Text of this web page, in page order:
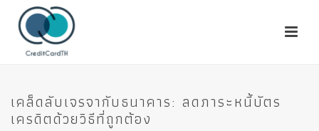
เคล็ดลับเจรจากับธนาคาร: ลดภาระหนี้บัตร
เครดิตด้วยวิธีที่ถูกต้อง